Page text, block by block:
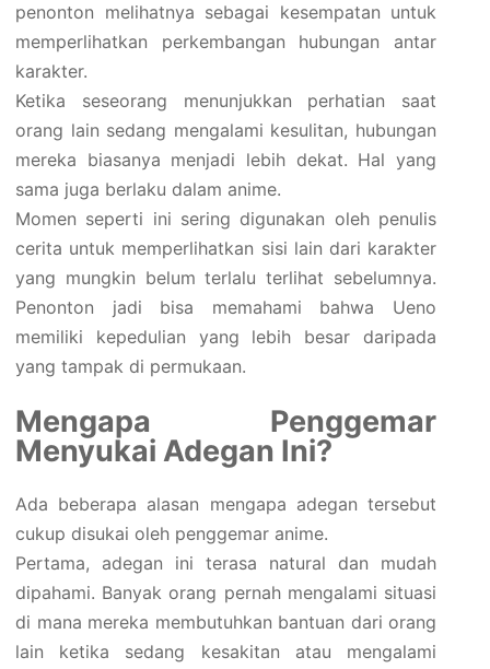
penonton melihatnya sebagai kesempatan untuk
memperlihatkan perkembangan hubungan antar
karakter.
Ketika seseorang menunjukkan perhatian saat
orang lain sedang mengalami kesulitan, hubungan
mereka biasanya menjadi lebih dekat. Hal yang
sama juga berlaku dalam anime.
Momen seperti ini sering digunakan oleh penulis
cerita untuk memperlihatkan sisi lain dari karakter
yang mungkin belum terlalu terlihat sebelumnya.
Penonton jadi bisa memahami bahwa Ueno
memiliki kepedulian yang lebih besar daripada
yang tampak di permukaan.
Mengapa Penggemar
Menyukai Adegan Ini?
Ada beberapa alasan mengapa adegan tersebut
cukup disukai oleh penggemar anime.
Pertama, adegan ini terasa natural dan mudah
dipahami. Banyak orang pernah mengalami situasi
di mana mereka membutuhkan bantuan dari orang
lain ketika sedang kesakitan atau mengalami